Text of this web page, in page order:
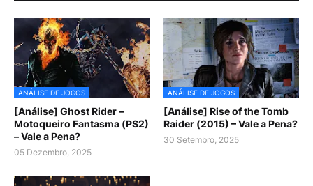
ANÁLISE DE JOGOS
[Análise] Ghost Rider –
Motoqueiro Fantasma (PS2)
– Vale a Pena?
05 Dezembro, 2025
ANÁLISE DE JOGOS
[Análise] Rise of the Tomb
Raider (2015) – Vale a Pena?
30 Setembro, 2025